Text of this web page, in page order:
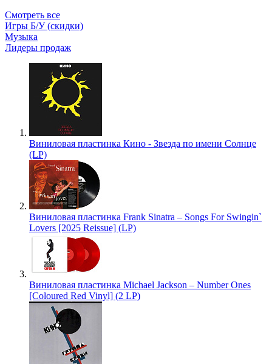
Смотреть все
Игры Б/У (скидки)
Музыка
Лидеры продаж
Виниловая пластинка Кино - Звезда по имени Солнце
(LP)
Виниловая пластинка Frank Sinatra – Songs For Swingin`
Lovers [2025 Reissue] (LP)
Виниловая пластинка Michael Jackson – Number Ones
[Coloured Red Vinyl] (2 LP)